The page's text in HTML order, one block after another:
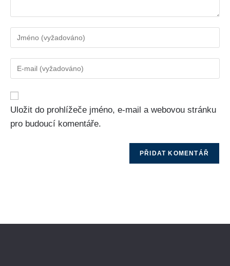
Uložit do prohlížeče jméno, e-mail a webovou stránku
pro budoucí komentáře.